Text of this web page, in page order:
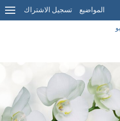
المواضيع تسجيل الاشتراك